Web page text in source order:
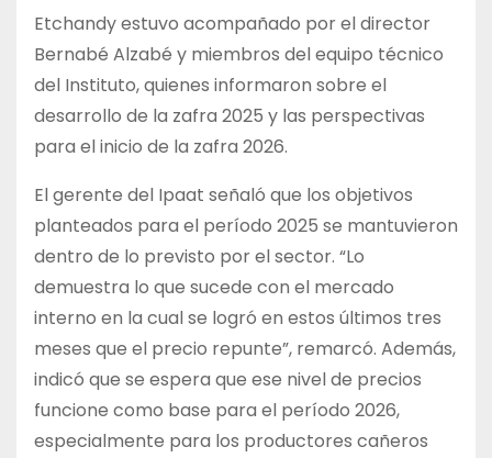
Etchandy estuvo acompañado por el director
Bernabé Alzabé y miembros del equipo técnico
del Instituto, quienes informaron sobre el
desarrollo de la zafra 2025 y las perspectivas
para el inicio de la zafra 2026.
El gerente del Ipaat señaló que los objetivos
planteados para el período 2025 se mantuvieron
dentro de lo previsto por el sector. “Lo
demuestra lo que sucede con el mercado
interno en la cual se logró en estos últimos tres
meses que el precio repunte”, remarcó. Además,
indicó que se espera que ese nivel de precios
funcione como base para el período 2026,
especialmente para los productores cañeros